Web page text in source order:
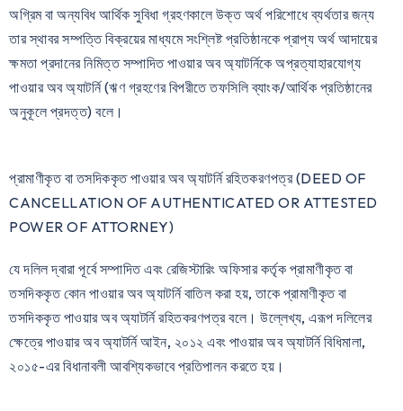
অগ্রিম বা অন্যবিধ আর্থিক সুবিধা গ্রহণকালে উক্ত অর্থ পরিশোধে ব্যর্থতার জন্য
তার স্থাবর সম্পত্তি বিক্রয়ের মাধ্যমে সংশ্লিষ্ট প্রতিষ্ঠানকে প্রাপ্য অর্থ আদায়ের
ক্ষমতা প্রদানের নিমিত্ত সম্পাদিত পাওয়ার অব অ্যাটর্নিকে অপ্রত্যাহারযোগ্য
পাওয়ার অব অ্যাটর্নি (ঋণ গ্রহণের বিপরীতে তফসিলি ব্যাংক/আর্থিক প্রতিষ্ঠানের
অনুকূলে প্রদত্ত) বলে।
প্রামাণীকৃত বা তসদিককৃত পাওয়ার অব অ্যাটর্নি রহিতকরণপত্র (DEED OF
CANCELLATION OF AUTHENTICATED OR ATTESTED
POWER OF ATTORNEY)
যে দলিল দ্বারা পূর্বে সম্পাদিত এবং রেজিস্টারিং অফিসার কর্তৃক প্রামাণীকৃত বা
তসদিককৃত কোন পাওয়ার অব অ্যাটর্নি বাতিল করা হয়, তাকে প্রামাণীকৃত বা
তসদিককৃত পাওয়ার অব অ্যাটর্নি রহিতকরণপত্র বলে। উল্লেখ্য, এরূপ দলিলের
ক্ষেত্রে পাওয়ার অব অ্যাটর্নি আইন, ২০১২ এবং পাওয়ার অব অ্যাটর্নি বিধিমালা,
২০১৫-এর বিধানাবলী আবশ্যিকভাবে প্রতিপালন করতে হয়।